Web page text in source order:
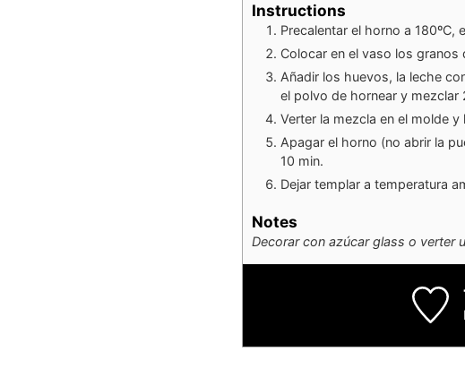
Instructions
Precalentar el horno a 180ºC,
Colocar en el vaso los granos
Añadir los huevos, la leche
el polvo de hornear y mezclar
Verter la mezcla en el molde
Apagar el horno (no abrir la
10 min.
Dejar templar a temperatura
Notes
Decorar con azúcar glass o verter